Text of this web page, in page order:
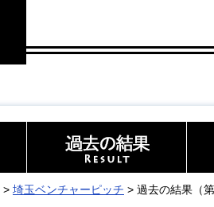
> 埼玉ベンチャーピッチ > 過去の結果（